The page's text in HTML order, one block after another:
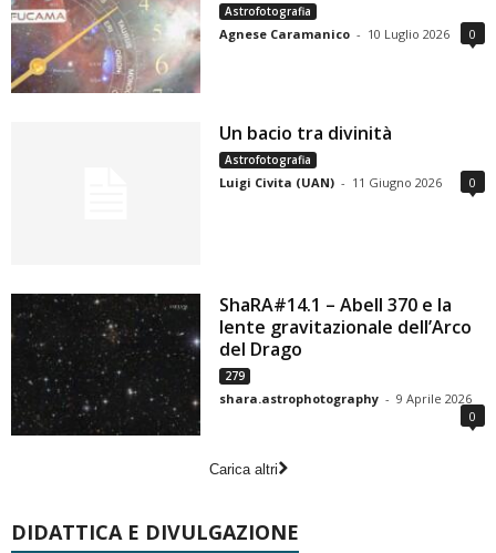
Astrofotografia
Agnese Caramanico - 10 Luglio 2026 0
Un bacio tra divinità
Astrofotografia
Luigi Civita (UAN) - 11 Giugno 2026 0
ShaRA#14.1 – Abell 370 e la
lente gravitazionale dell’Arco
del Drago
279
shara.astrophotography - 9 Aprile 2026
0
Carica altri
DIDATTICA E DIVULGAZIONE